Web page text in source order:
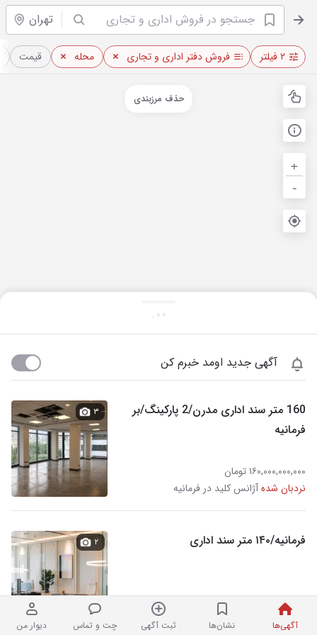
تهران
آگهی‌ها نشان‌ها ثبت آگهی چت و تماس دیوار من
۲ فیلتر فروش دفتر اداری و تجاری محله قیمت
+
-
حذف مرزبندی
آگهی جدید اومد خبرم کن
160 متر سند اداری مدرن/2 پارکینگ/بر
فرمانیه
۱۶۰,۰۰۰,۰۰۰,۰۰۰ تومان
نردبان شدهآژانس کلید در فرمانیه
۳
فرمانیه/۱۴۰ متر سند اداری
۱۹۶,۰۰۰,۰۰۰,۰۰۰ تومان
آژانس کارگزاری املاک لوتوس در فرمانیه
۲